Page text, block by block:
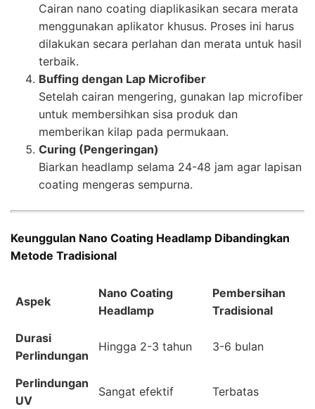
Cairan nano coating diaplikasikan secara merata
menggunakan aplikator khusus. Proses ini harus
dilakukan secara perlahan dan merata untuk hasil
terbaik.
Buffing dengan Lap Microfiber
Setelah cairan mengering, gunakan lap microfiber
untuk membersihkan sisa produk dan
memberikan kilap pada permukaan.
Curing (Pengeringan)
Biarkan headlamp selama 24-48 jam agar lapisan
coating mengeras sempurna.
Keunggulan Nano Coating Headlamp Dibandingkan
Metode Tradisional
Aspek
Nano Coating
Headlamp
Pembersihan
Tradisional
Durasi
Perlindungan
Hingga 2-3 tahun 3-6 bulan
Perlindungan
UV
Sangat efektif Terbatas